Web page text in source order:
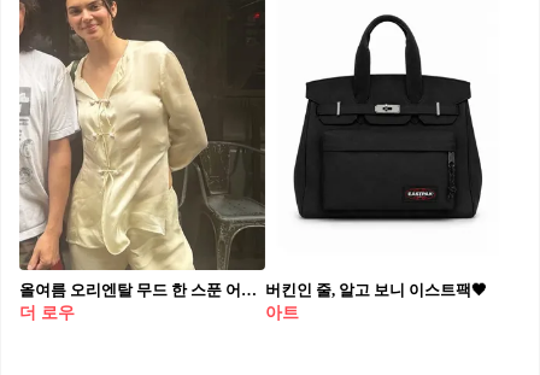
올여름 오리엔탈 무드 한 스푼 어때요?
더 로우
버킨인 줄, 알고 보니 이스트팩🖤
아트